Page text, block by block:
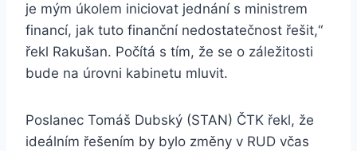
je mým úkolem iniciovat jednání s ministrem
financí, jak tuto finanční nedostatečnost řešit,“
řekl Rakušan. Počítá s tím, že se o záležitosti
bude na úrovni kabinetu mluvit.
Poslanec Tomáš Dubský (STAN) ČTK řekl, že
ideálním řešením by bylo změny v RUD včas